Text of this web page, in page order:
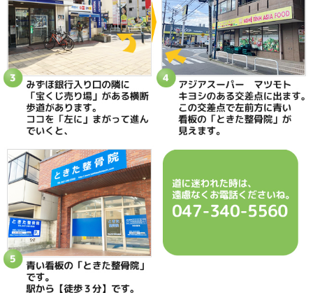
この選手の足首を見させていただくと、
痛めた側の足首に力が入らない。
靭帯損傷だけでなく、
足首のアライメント（かみ合わせ）が合っていませんで
そのアライメントを調整し
かみ合わせを合わせると・・・
足首が痛くない！
足首に力が入る！
となります。
足首の捻挫で、早期に復帰するには
靭帯損傷だけでなく
かみ合わせを合わせることも重要です。
その場で回復の変化が出てきますよ。
ときた整骨院